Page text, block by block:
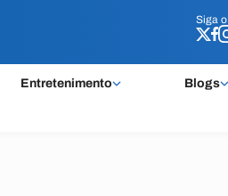
Siga o
Entretenimento Blogs
Siga o